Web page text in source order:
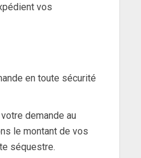
vos
en toute sécurité
demande au
le montant de vos
séquestre.